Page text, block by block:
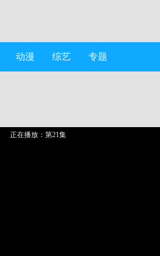
动漫 综艺 专题
正在播放：第21集